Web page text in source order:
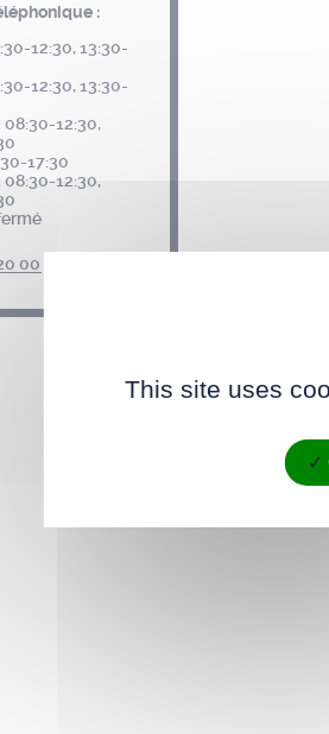
:
12:30, 13:30-
12:30, 13:30-
08:30-12:30,
17:30
08:30-12:30,
00
This site uses